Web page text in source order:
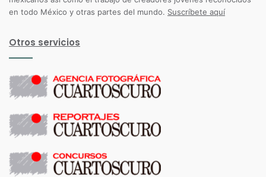
en todo México y otras partes del mundo. Suscríbete aquí
Otros servicios